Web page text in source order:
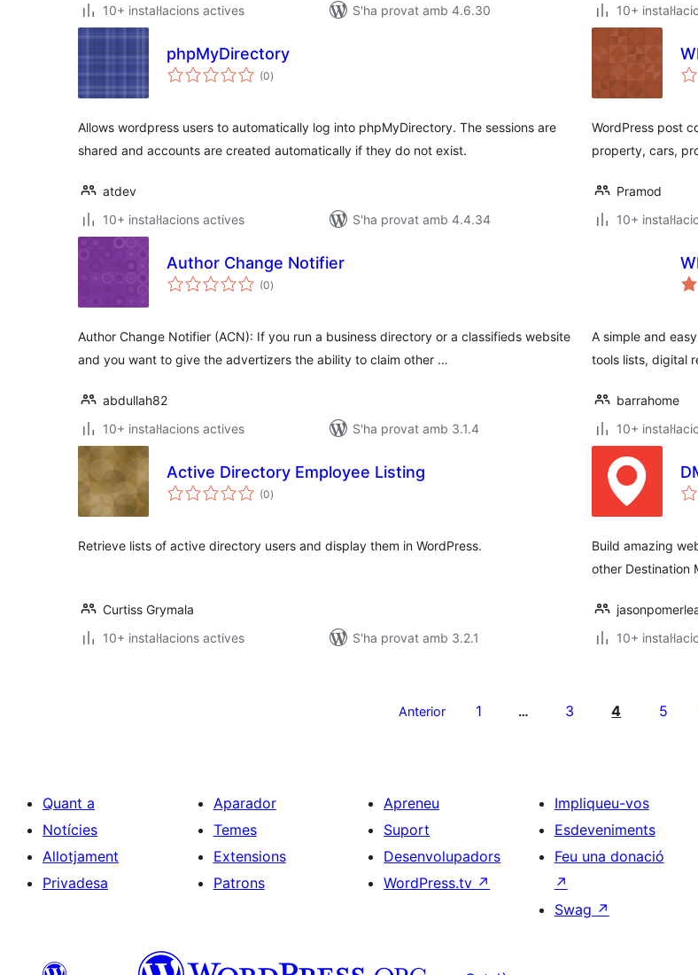
10+ instal·lacions actives
S'ha provat amb 4.6.30
10+
phpMyDirectory
(0puntuacions
totals
)
Allows wordpress users to automatically log into phpMyDirectory. The sessions are
shared and accounts are created automatically if they do not exist.
atdev
10+ instal·lacions actives
S'ha provat amb 4.4.34
WordPress post
property, cars,
Pramod
10+
Author Change Notifier
(0puntuacions
totals
)
Author Change Notifier (ACN): If you run a business directory or a classifieds website
and you want to give the advertizers the ability to claim other …
abdullah82
10+ instal·lacions actives
S'ha provat amb 3.1.4
A simple and
tools lists, digital
barrahome
10+
Active Directory Employee Listing
(0puntuacions
totals
)
Retrieve lists of active directory users and display them in WordPress.
Curtiss Grymala
10+ instal·lacions actives
S'ha provat amb 3.2.1
Build amazing
other Destination
10+
Anterior 1 … 3 4 5
Quant a
Notícies
Allotjament
Privadesa
Aparador
Temes
Extensions
Patrons
Apreneu
Suport
Desenvolupadors
WordPress.tv ↗
Impliqueu-vos
Esdeveniments
Feu una donació
↗
Swag ↗